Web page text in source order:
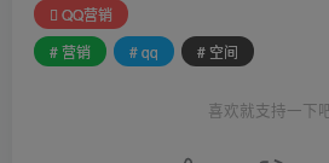
QQ营销
# 营销
# qq # 空间
喜欢就支持一下